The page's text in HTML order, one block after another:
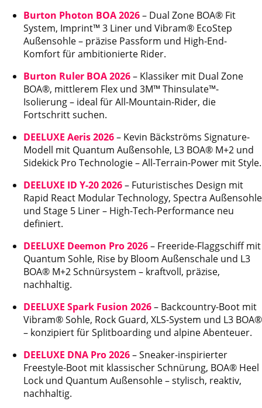
Burton Photon BOA 2026– Dual Zone BOA® Fit
System, Imprint™ 3 Liner und Vibram® EcoStep
Außensohle – präzise Passform und High-End-
Komfort für ambitionierte Rider.
Burton Ruler BOA 2026– Klassiker mit Dual Zone
BOA®, mittlerem Flex und 3M™ Thinsulate™-
Isolierung – ideal für All-Mountain-Rider, die
Fortschritt suchen.
DEELUXE Aeris 2026– Kevin Bäckströms Signature-
Modell mit Quantum Außensohle, L3 BOA® M+2 und
Sidekick Pro Technologie – All-Terrain-Power mit Style.
DEELUXE ID Y-20 2026– Futuristisches Design mit
Rapid React Modular Technology, Spectra Außensohle
und Stage 5 Liner – High-Tech-Performance neu
definiert.
DEELUXE Deemon Pro 2026– Freeride-Flaggschiff mit
Quantum Sohle, Rise by Bloom Außenschale und L3
BOA® M+2 Schnürsystem – kraftvoll, präzise,
nachhaltig.
DEELUXE Spark Fusion 2026– Backcountry-Boot mit
Vibram® Sohle, Rock Guard, XLS-System und L3 BOA®
– konzipiert für Splitboarding und alpine Abenteuer.
DEELUXE DNA Pro 2026– Sneaker-inspirierter
Freestyle-Boot mit klassischer Schnürung, BOA® Heel
Lock und Quantum Außensohle – stylisch, reaktiv,
nachhaltig.